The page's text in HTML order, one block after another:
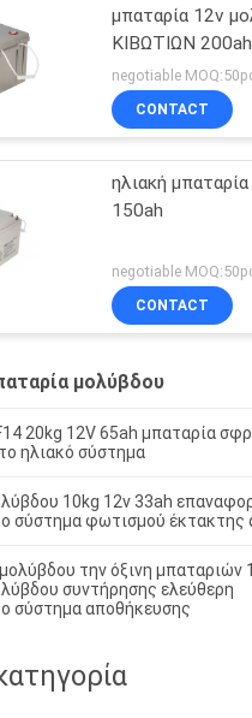
μπαταρία 12v
ΚΙΒΩΤΙΩΝ 200ah
το ηλιακό
negotiable
CONTACT
ηλιακή
150ah
negotiable
CONTACT
μολύβδου
20kg 12V 65ah μπαταρία
ηλιακό σύστημα
10kg 12v 33ah
σύστημα φωτισμού έκτακτης
την όξινη μπαταριών
συντήρησης ελεύθερη
σύστημα αποθήκευσης